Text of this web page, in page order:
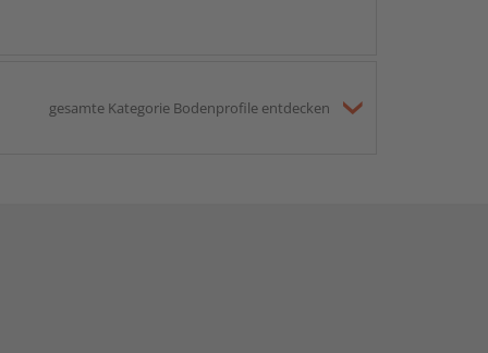
gesamte Kategorie Bodenprofile entdecken